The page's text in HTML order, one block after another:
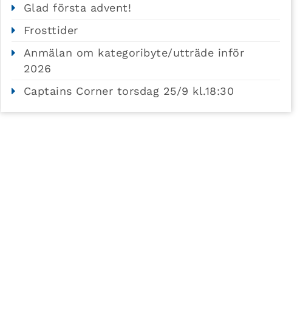
Glad första advent!
Frosttider
Anmälan om kategoribyte/utträde inför
2026
Captains Corner torsdag 25/9 kl.18:30